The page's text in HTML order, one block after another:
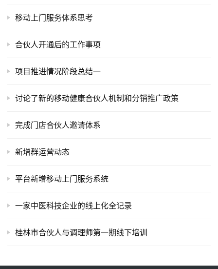
目
提
词
源
码
常
链
移动上门服务体系思考
合伙人开通后的工作事项
项目推进情况阶段总结一
讨论了新的移动健康合伙人机制和分销推广政策
完成门店合伙人邀请体系
新增群运营动态
平台新增移动上门服务系统
一家中医科技企业的线上化全记录
桂林市合伙人与调理师第一期线下培训